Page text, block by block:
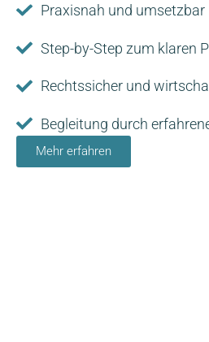
Praxisnah und umsetzbar
Step-by-Step zum klaren
Rechtssicher und
Begleitung durch
Mehr erfahren